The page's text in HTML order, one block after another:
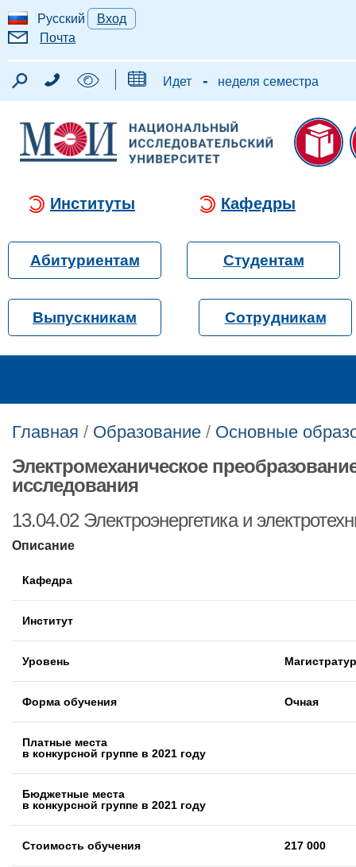
Русский
Вход
Почта
Идет - неделя семестра
Институты Кафедры
Абитуриентам Студентам
Выпускникам Сотрудникам
Главная / Образование / Основные
Электромеханическое
исследования
13.04.02 Электроэнергетика и
Описание
Кафедра
Институт
Уровень
Форма обучения Очная
Платные места
в конкурсной группе в 2021 году
Бюджетные места
в конкурсной группе в 2021 году
Стоимость обучения 217 000